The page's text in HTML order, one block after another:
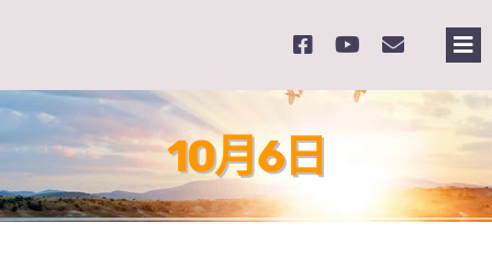
content
主頁
關於我們 10月6日